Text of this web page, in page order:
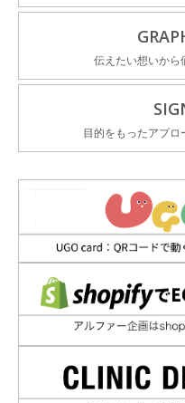
伝えたい想いから
目的をもったアプ